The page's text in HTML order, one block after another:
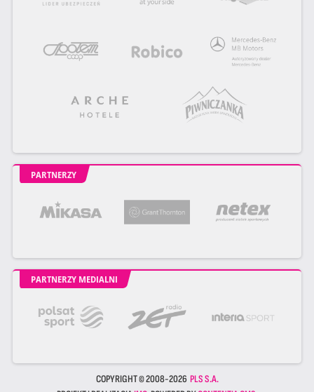
PARTNERZY
PARTNERZY MEDIALNI
COPYRIGHT © 2008-2026 PLS S.A.